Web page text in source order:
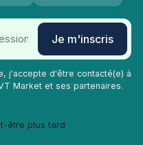
Équilibre vie-travail
218 jours
managers
Je m'inscris
j'accepte d'être contacté(e) à
Market et ses partenaires.
être plus tard